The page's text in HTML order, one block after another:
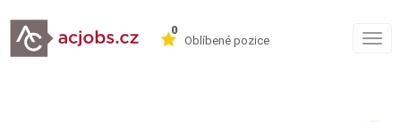
0
Oblíbené pozice